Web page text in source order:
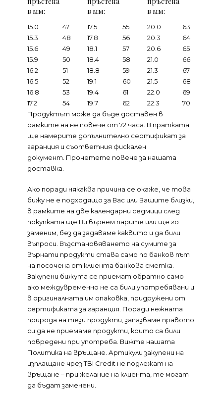
в мм:
в мм:
в мм:
15.0 47 17.5 55 20.0
63
15.3
48 17.8 56 20.3
64
15.6
49 18.1 57 20.6
65
15.9
50 18.4 58 21.0
66
16.2
51 18.8 59 21.3
67
16.5
52 19.1 60 21.5
68
16.8
53 19.4 61 22.0
69
17.2
54 19.7 62 22.3
70
Продуктът може да бъде доставен в
рамките на не повече от 72 часа. В пратката
ще намерите допълнително сертификат за
гаранция и съответния фискален
документ. Прочетете повече за нашата
доставка.
Ако поради някаква причина се окаже, че това
бижу не е подходящо за Вас или Вашите близки,
в рамките на две календарни седмици след
покупката ще Ви върнем парите или ще го
заменим, без да задаваме каквито и да били
въпроси. Възстановяването на сумите за
върнати продукти става само по банков път
на посочена от клиента банкова сметка.
Закупени бижута се приемат обратно само
ако междувременно не са били употребявани и
в оригиналната им опаковка, придружени от
сертификата за гаранция. Поради нежната
природа на тези продукти, запазваме правото
си да не приемаме продукти, които са били
повредени при употреба. Вижте нашата
Политика на връщане . Артикули закупени на
изплащане чрез TBI Credit не подлежат на
връщане – при желание на клиента, те могат
да бъдат заменени.